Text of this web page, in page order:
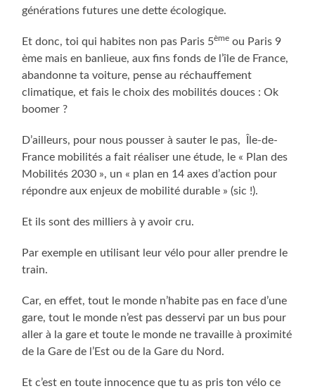
générations futures une dette écologique.
Et donc, toi qui habites non pas Paris 5ème ou Paris 9
ème mais en banlieue, aux fins fonds de l’île de France,
abandonne ta voiture, pense au réchauffement
climatique, et fais le choix des mobilités douces : Ok
boomer ?
D’ailleurs, pour nous pousser à sauter le pas, Île-de-
France mobilités a fait réaliser une étude, le « Plan des
Mobilités 2030 », un « plan en 14 axes d’action pour
répondre aux enjeux de mobilité durable » (sic !).
Et ils sont des milliers à y avoir cru.
Par exemple en utilisant leur vélo pour aller prendre le
train.
Car, en effet, tout le monde n’habite pas en face d’une
gare, tout le monde n’est pas desservi par un bus pour
aller à la gare et toute le monde ne travaille à proximité
de la Gare de l’Est ou de la Gare du Nord.
Et c’est en toute innocence que tu as pris ton vélo ce